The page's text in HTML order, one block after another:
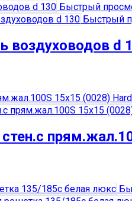
Быстрый
Быстрый
воздуховодов d
стен.с